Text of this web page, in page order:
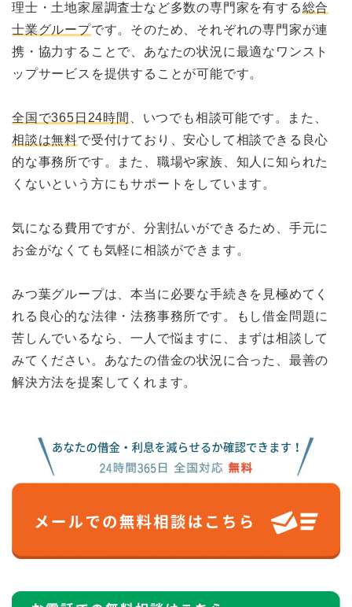
理士・土地家屋調査士など多数の専門家を有する総合
士業グループです。そのため、それぞれの専門家が連
携・協力することで、あなたの状況に最適なワンスト
ップサービスを提供することが可能です。
全国で365日24時間 、いつでも相談可能です。また、
相談は無料で受付けており、安心して相談できる良心
的な事務所です。また、職場や家族、知人に知られた
くないという方にもサポートをしています。
気になる費用ですが、分割払いができるため、手元に
お金がなくても気軽に相談ができます。
みつ葉グループは、本当に必要な手続きを見極めてく
れる良心的な法律・法務事務所です。もし借金問題に
苦しんでいるなら、一人で悩ますに、まずは相談して
みてください。あなたの借金の状況に合った、最善の
解決方法を提案してくれます。